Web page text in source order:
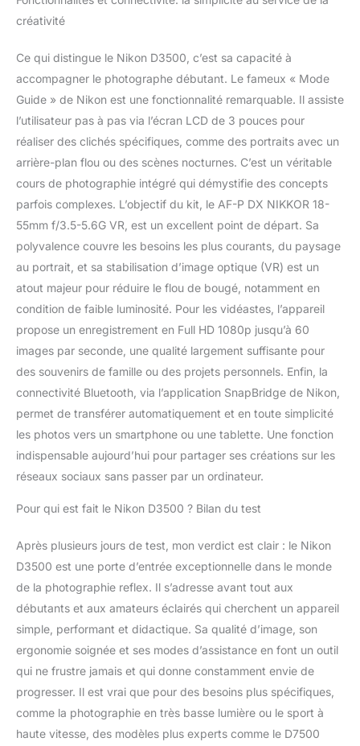
créativité
Ce qui distingue le Nikon D3500, c’est sa capacité à
accompagner le photographe débutant. Le fameux « Mode
Guide » de Nikon est une fonctionnalité remarquable. Il assiste
l’utilisateur pas à pas via l’écran LCD de 3 pouces pour
réaliser des clichés spécifiques, comme des portraits avec un
arrière-plan flou ou des scènes nocturnes. C’est un véritable
cours de photographie intégré qui démystifie des concepts
parfois complexes. L’objectif du kit, le AF-P DX NIKKOR 18-
55mm f/3.5-5.6G VR, est un excellent point de départ. Sa
polyvalence couvre les besoins les plus courants, du paysage
au portrait, et sa stabilisation d’image optique (VR) est un
atout majeur pour réduire le flou de bougé, notamment en
condition de faible luminosité. Pour les vidéastes, l’appareil
propose un enregistrement en Full HD 1080p jusqu’à 60
images par seconde, une qualité largement suffisante pour
des souvenirs de famille ou des projets personnels. Enfin, la
connectivité Bluetooth, via l’application SnapBridge de Nikon,
permet de transférer automatiquement et en toute simplicité
les photos vers un smartphone ou une tablette. Une fonction
indispensable aujourd’hui pour partager ses créations sur les
réseaux sociaux sans passer par un ordinateur.
Pour qui est fait le Nikon D3500 ? Bilan du test
Après plusieurs jours de test, mon verdict est clair : le Nikon
D3500 est une porte d’entrée exceptionnelle dans le monde
de la photographie reflex. Il s’adresse avant tout aux
débutants et aux amateurs éclairés qui cherchent un appareil
simple, performant et didactique. Sa qualité d’image, son
ergonomie soignée et ses modes d’assistance en font un outil
qui ne frustre jamais et qui donne constamment envie de
progresser. Il est vrai que pour des besoins plus spécifiques,
comme la photographie en très basse lumière ou le sport à
haute vitesse, des modèles plus experts comme le D7500